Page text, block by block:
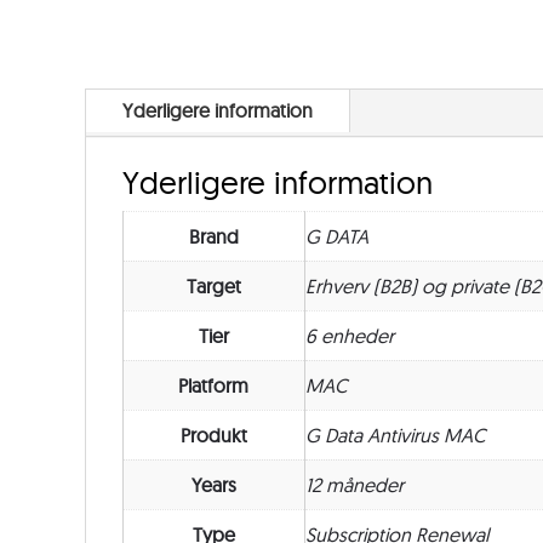
Yderligere information
Yderligere information
Brand G DATA
Target Erhverv (B2B) og private
Tier 6 enheder
Platform MAC
Produkt G Data Antivirus MAC
Years 12 måneder
Type Subscription Renewal